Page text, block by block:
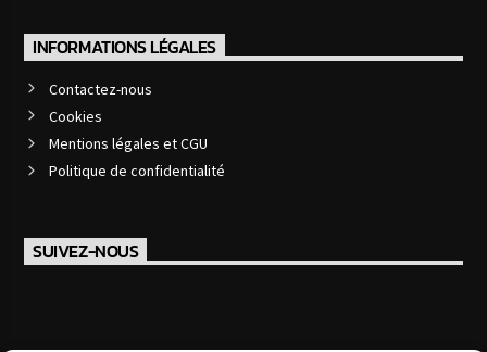
INFORMATIONS LÉGALES
Contactez-nous
Cookies
Mentions légales et CGU
Politique de confidentialité
SUIVEZ-NOUS